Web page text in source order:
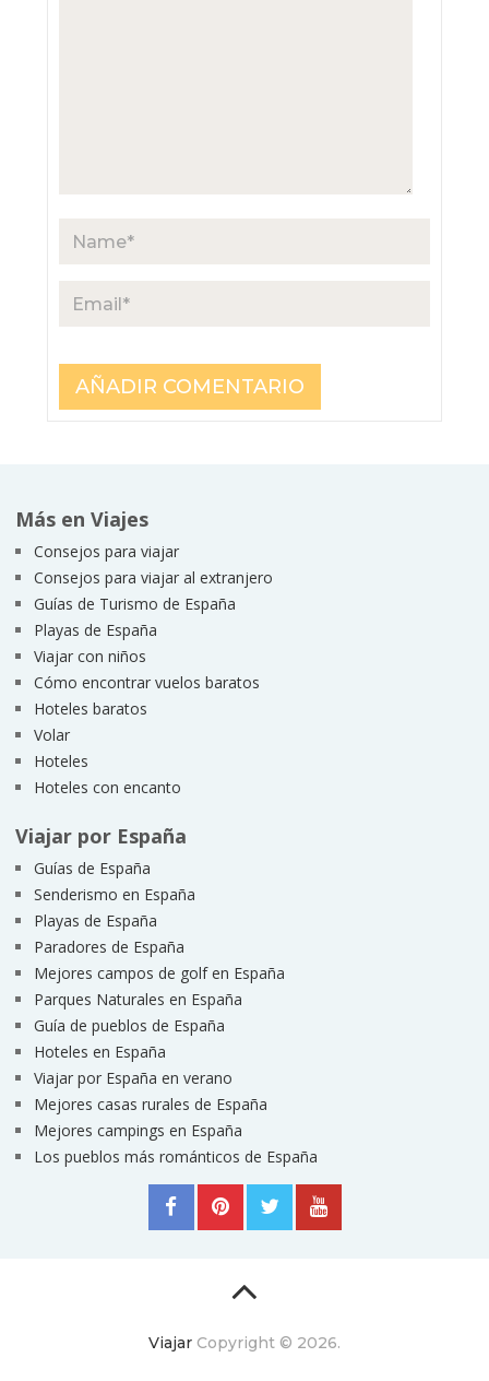
Más en Viajes
Consejos para viajar
Consejos para viajar al extranjero
Guías de Turismo de España
Playas de España
Viajar con niños
Cómo encontrar vuelos baratos
Hoteles baratos
Volar
Hoteles
Hoteles con encanto
Viajar por España
Guías de España
Senderismo en España
Playas de España
Paradores de España
Mejores campos de golf en España
Parques Naturales en España
Guía de pueblos de España
Hoteles en España
Viajar por España en verano
Mejores casas rurales de España
Mejores campings en España
Los pueblos más románticos de España
Viajar Copyright © 2026.